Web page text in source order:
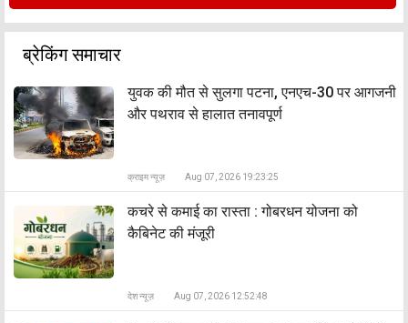
ब्रेकिंग समाचार
युवक की मौत से सुलगा पटना, एनएच-30 पर आगजनी
और पथराव से हालात तनावपूर्ण
क्राइम न्यूज़ Aug 07, 2026 19:23:25
कचरे से कमाई का रास्ता : गोबरधन योजना को
कैबिनेट की मंजूरी
देश न्यूज़ Aug 07, 2026 12:52:48